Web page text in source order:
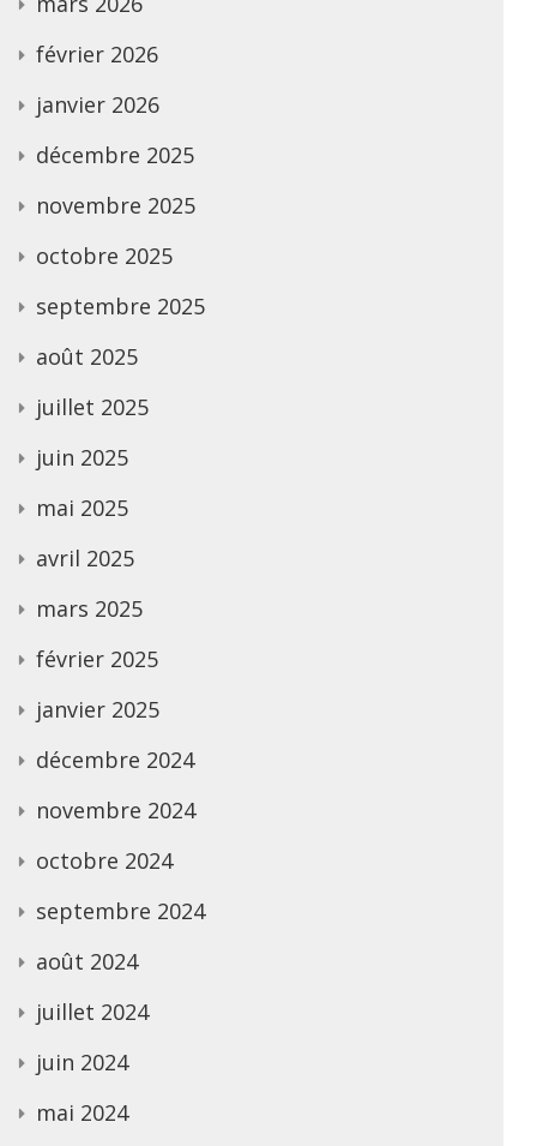
février 2026
janvier 2026
décembre 2025
novembre 2025
octobre 2025
septembre 2025
août 2025
juillet 2025
juin 2025
mai 2025
avril 2025
mars 2025
février 2025
janvier 2025
décembre 2024
novembre 2024
octobre 2024
septembre 2024
août 2024
juillet 2024
juin 2024
mai 2024